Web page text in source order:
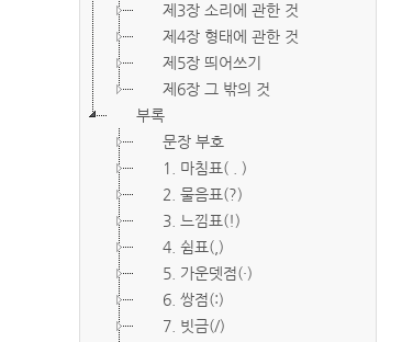
제3장 소리에 관한 것
제4장 형태에 관한 것
제5장 띄어쓰기
제6장 그 밖의 것
부록
문장 부호
1. 마침표( . )
2. 물음표(?)
3. 느낌표(!)
4. 쉼표(,)
5. 가운뎃점(·)
6. 쌍점(:)
7. 빗금(/)